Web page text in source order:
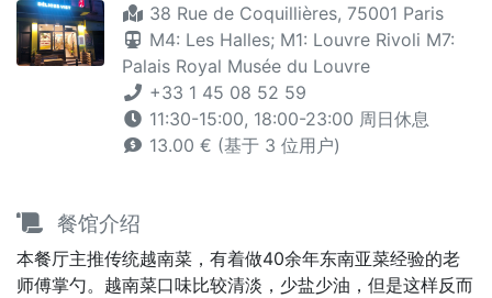
38 Rue de Coquillières, 75001 Paris
M4: Les Halles; M1: Louvre Rivoli M7:
Palais Royal Musée du Louvre
+33 1 45 08 52 59
11:30-15:00, 18:00-23:00 周日休息
13.00 € (基于 3 位用户)
餐馆介绍
本餐厅主推传统越南菜，有着做40余年东南亚菜经验的老
师傅掌勺。越南菜口味比较清淡，少盐少油，但是这样反而